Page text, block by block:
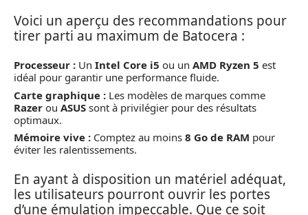
Voici un aperçu des recommandations pour
tirer parti au maximum de Batocera :
Processeur : Un Intel Core i5 ou un AMD Ryzen 5 est
idéal pour garantir une performance fluide.
Carte graphique : Les modèles de marques comme
Razer ou ASUS sont à privilégier pour des résultats
optimaux.
Mémoire vive : Comptez au moins 8 Go de RAM pour
éviter les ralentissements.
En ayant à disposition un matériel adéquat,
les utilisateurs pourront ouvrir les portes
d’une émulation impeccable. Que ce soit